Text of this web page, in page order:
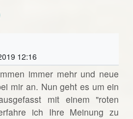
12:16
immer mehr und neue
mir an. Nun geht es um ein
mit einem "roten
ich Ihre Meinung zu